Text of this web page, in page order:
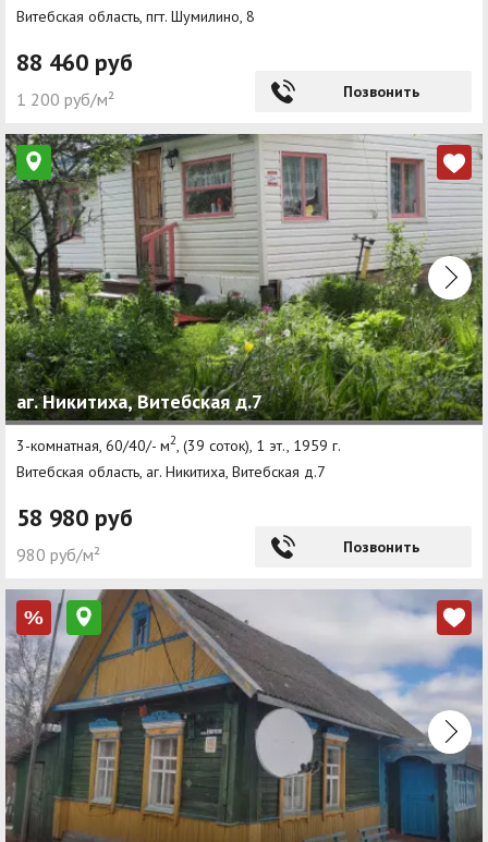
Витебская область, пгт. Шумилино, 8
88 460 руб
1 200 руб/м² Позвонить
аг. Никитиха, Витебская д.7
3-комнатная, 60/40/- м2, (39 соток), 1 эт., 1959 г.
Витебская область, аг. Никитиха, Витебская д.7
58 980 руб
980 руб/м² Позвонить
%